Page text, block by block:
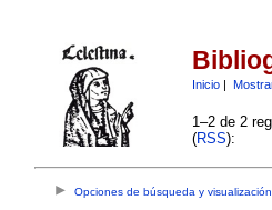
Inicio|
1–2 de 2
(RSS):
Opciones de búsqueda y visualización